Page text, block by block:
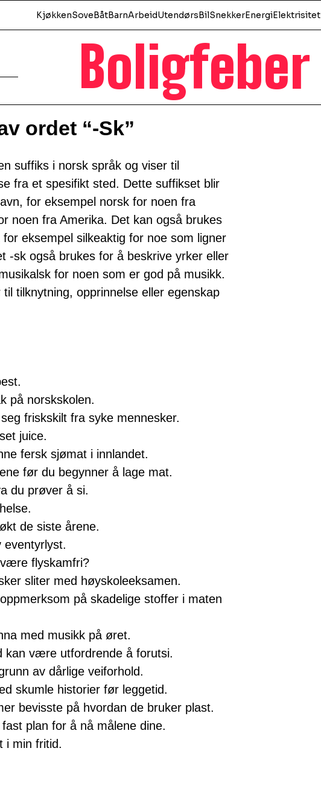
Boligfeber
KjøkkenSoveBåtBarnArbeidUtendørsBilSnekkerEnergiElektrisitet
ordet “-Sk”
suffiks i norsk språk og viser til
fra et spesifikt sted. Dette suffikset blir
for eksempel norsk for noen fra
noen fra Amerika. Det kan også brukes
eksempel silkeaktig for noe som ligner
-sk også brukes for å beskrive yrker eller
for noen som er god på musikk.
tilknytning, opprinnelse eller egenskap
på norskskolen.
friskskilt fra syke mennesker.
juice.
fersk sjømat i innlandet.
før du begynner å lage mat.
du prøver å si.
de siste årene.
eventyrlyst.
flyskamfri?
sliter med høyskoleeksamen.
på skadelige stoffer i maten
med musikk på øret.
kan være utfordrende å forutsi.
av dårlige veiforhold.
skumle historier før leggetid.
bevisste på hvordan de bruker plast.
plan for å nå målene dine.
i min fritid.